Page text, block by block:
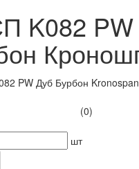
K082
(0)
шт